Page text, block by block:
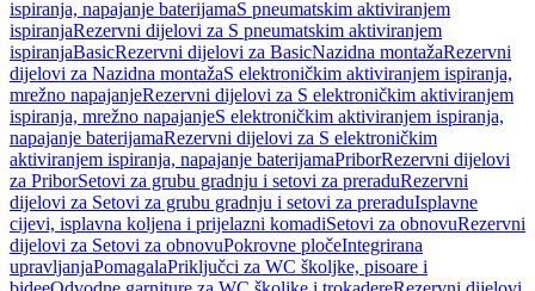
ispiranja, napajanje baterijamaS pneumatskim aktiviranjem
ispiranjaRezervni dijelovi za S pneumatskim aktiviranjem
ispiranjaBasicRezervni dijelovi za BasicNazidna montažaRezervni
dijelovi za Nazidna montažaS elektroničkim aktiviranjem ispiranja,
mrežno napajanjeRezervni dijelovi za S elektroničkim aktiviranjem
ispiranja, mrežno napajanjeS elektroničkim aktiviranjem ispiranja,
napajanje baterijamaRezervni dijelovi za S elektroničkim
aktiviranjem ispiranja, napajanje baterijamaPriborRezervni dijelovi
za PriborSetovi za grubu gradnju i setovi za preraduRezervni
dijelovi za Setovi za grubu gradnju i setovi za preraduIsplavne
cijevi, isplavna koljena i prijelazni komadiSetovi za obnovuRezervni
dijelovi za Setovi za obnovuPokrovne pločeIntegrirana
upravljanjaPomagalaPriključci za WC školjke, pisoare i